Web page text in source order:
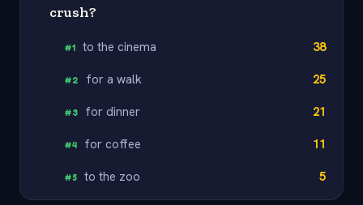
crush?
#1 to the cinema 38
#2 for a walk 25
#3 for dinner 21
#4 for coffee 11
#5 to the zoo 5